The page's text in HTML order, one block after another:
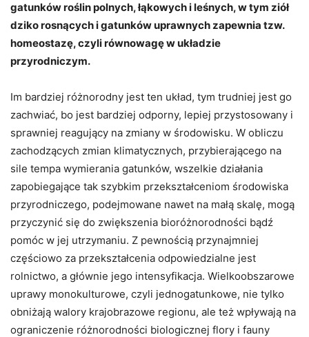
gatunków roślin polnych, łąkowych i leśnych, w tym ziół
dziko rosnących i gatunków uprawnych zapewnia tzw.
homeostazę, czyli równowagę w układzie
przyrodniczym.
Im bardziej różnorodny jest ten układ, tym trudniej jest go
zachwiać, bo jest bardziej odporny, lepiej przystosowany i
sprawniej reagujący na zmiany w środowisku. W obliczu
zachodzących zmian klimatycznych, przybierającego na
sile tempa wymierania gatunków, wszelkie działania
zapobiegające tak szybkim przekształceniom środowiska
przyrodniczego, podejmowane nawet na małą skalę, mogą
przyczynić się do zwiększenia bioróżnorodności bądź
pomóc w jej utrzymaniu. Z pewnością przynajmniej
częściowo za przekształcenia odpowiedzialne jest
rolnictwo, a głównie jego intensyfikacja. Wielkoobszarowe
uprawy monokulturowe, czyli jednogatunkowe, nie tylko
obniżają walory krajobrazowe regionu, ale też wpływają na
ograniczenie różnorodności biologicznej flory i fauny